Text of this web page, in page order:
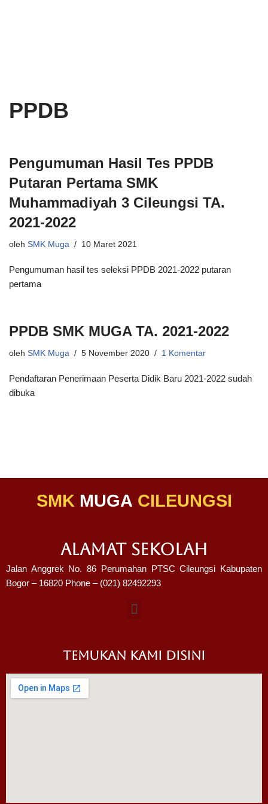
PPDB
Pengumuman Hasil Tes PPDB
Putaran Pertama SMK
Muhammadiyah 3 Cileungsi TA.
2021-2022
oleh SMK Muga 10 Maret 2021
Pengumuman hasil tes seleksi PPDB 2021-2022 putaran
pertama
PPDB SMK MUGA TA. 2021-2022
oleh SMK Muga 5 November 2020 1 Komentar
Pendaftaran Penerimaan Peserta Didik Baru 2021-2022 sudah
dibuka
SMK MUGA CILEUNGSI
ALAMAT SEKOLAH
Jalan Anggrek No. 86 Perumahan PTSC Cileungsi Kabupaten
Bogor – 16820 Phone – (021) 82492293
TEMUKAN KAMI DISINI